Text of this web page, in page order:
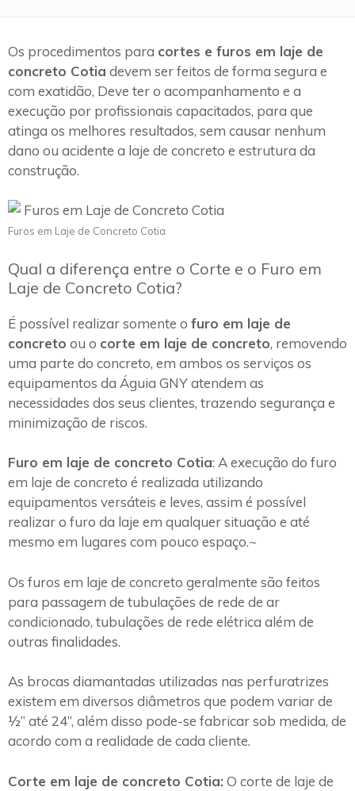
Os procedimentos para cortes e furos em laje de
concreto Cotia devem ser feitos de forma segura e
com exatidão, Deve ter o acompanhamento e a
execução por profissionais capacitados, para que
atinga os melhores resultados, sem causar nenhum
dano ou acidente a laje de concreto e estrutura da
construção.
Furos em Laje de Concreto Cotia
Qual a diferença entre o Corte e o Furo em
Laje de Concreto Cotia?
É possível realizar somente o furo em laje de
concreto ou o corte em laje de concreto, removendo
uma parte do concreto, em ambos os serviços os
equipamentos da Águia GNY atendem as
necessidades dos seus clientes, trazendo segurança e
minimização de riscos.
Furo em laje de concreto Cotia: A execução do furo
em laje de concreto é realizada utilizando
equipamentos versáteis e leves, assim é possível
realizar o furo da laje em qualquer situação e até
mesmo em lugares com pouco espaço.~
Os furos em laje de concreto geralmente são feitos
para passagem de tubulações de rede de ar
condicionado, tubulações de rede elétrica além de
outras finalidades.
As brocas diamantadas utilizadas nas perfuratrizes
existem em diversos diâmetros que podem variar de
½” até 24”, além disso pode-se fabricar sob medida, de
acordo com a realidade de cada cliente.
Corte em laje de concreto Cotia: O corte de laje de